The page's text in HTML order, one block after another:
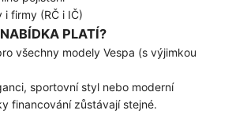
i firmy (RČ i IČ)
PLATÍ?
všechny modely Vespa (s výjimkou
sportovní styl nebo moderní
financování zůstávají stejné.